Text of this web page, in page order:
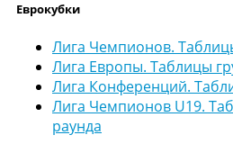
Еврокубки
Лига Чемпионов.
Лига Европы. Таблицы
Лига Конференций.
Лига Чемпионов U19.
раунда